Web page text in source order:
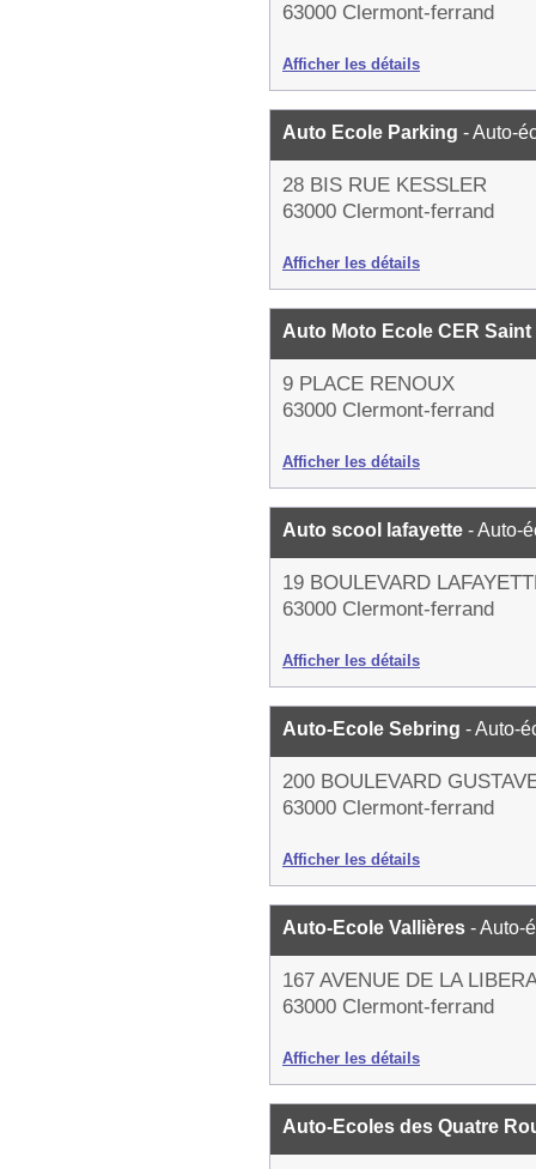
63000 Clermont-ferrand
Afficher les détails
Auto Ecole Parking - Auto-
28 BIS RUE KESSLER
63000 Clermont-ferrand
Afficher les détails
Auto Moto Ecole CER
9 PLACE RENOUX
63000 Clermont-ferrand
Afficher les détails
Auto scool lafayette - Auto-
19 BOULEVARD
63000 Clermont-ferrand
Afficher les détails
Auto-Ecole Sebring - Auto-
200 BOULEVARD
63000 Clermont-ferrand
Afficher les détails
Auto-Ecole Vallières - Auto-
167 AVENUE DE LA
63000 Clermont-ferrand
Afficher les détails
Auto-Ecoles des Quatre